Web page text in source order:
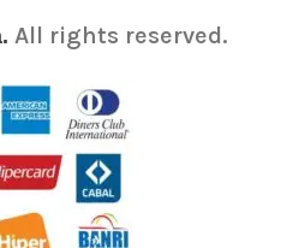
All rights reserved.